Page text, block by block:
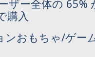
ザー全体の 65%
購入
ンおもちゃ/ゲー